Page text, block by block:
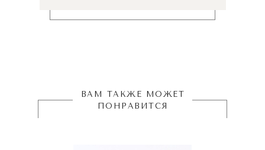
ВАМ ТАКЖЕ МОЖЕТ
ПОНРАВИТСЯ